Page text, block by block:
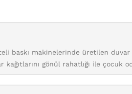
baskı makinelerinde üretilen
kağıtlarını gönül rahatlığı ile